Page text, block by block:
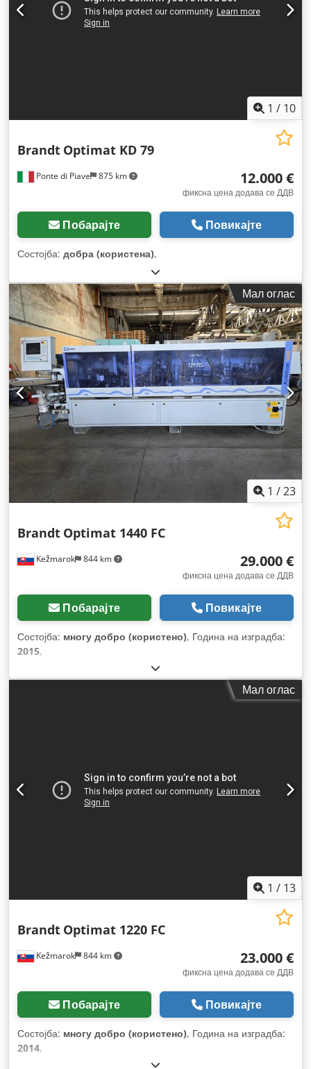
1 / 10
Ponte di Piave 875 km
Brandt Optimat KD 79
12.000 €
фиксна цена додава се ДДВ
Побарајте Повикајте
Состојба: добра (користена),
Мал оглас
1 /23
Kežmarok 844 km
Brandt Optimat 1440 FC
29.000 €
фиксна цена додава се ДДВ
Побарајте Повикајте
Состојба: многу добро (користено), Година на изградба:
2015,
Мал оглас
1 / 13
Kežmarok 844 km
Brandt Optimat 1220 FC
23.000 €
фиксна цена додава се ДДВ
Побарајте Повикајте
Состојба: многу добро (користено), Година на изградба:
2014,